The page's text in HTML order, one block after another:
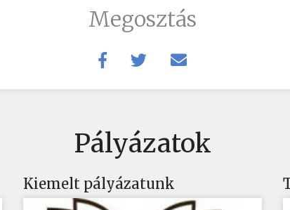
Megosztás
Pályázatok
Kiemelt pályázatunk